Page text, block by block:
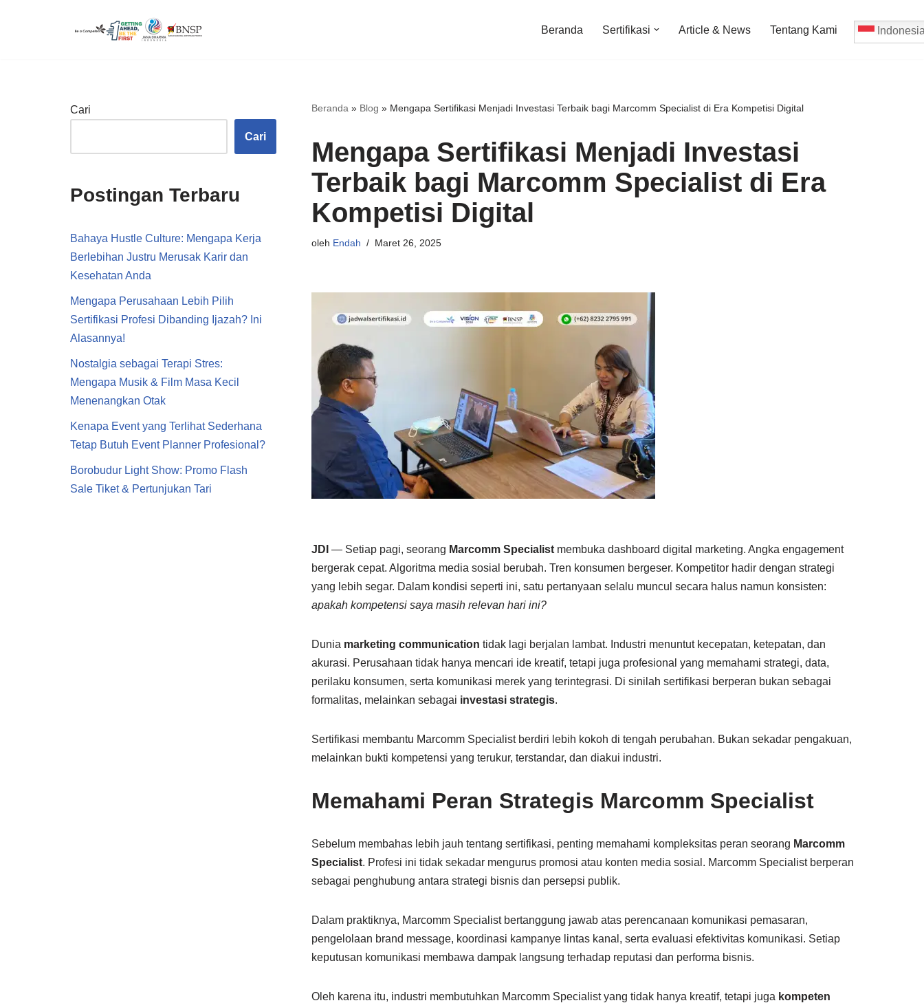
Beranda Sertifikasi Article & News Tentang Kami
Cari
Cari
Postingan Terbaru
Bahaya Hustle Culture: Mengapa Kerja
Berlebihan Justru Merusak Karir dan
Kesehatan Anda
Mengapa Perusahaan Lebih Pilih
Sertifikasi Profesi Dibanding Ijazah? Ini
Alasannya!
Nostalgia sebagai Terapi Stres:
Mengapa Musik & Film Masa Kecil
Menenangkan Otak
Kenapa Event yang Terlihat Sederhana
Tetap Butuh Event Planner Profesional?
Borobudur Light Show: Promo Flash
Sale Tiket & Pertunjukan Tari
Beranda » Blog » Mengapa Sertifikasi Menjadi Investasi Terbaik bagi Marcomm Specialist di Era Kompetisi Digital
Mengapa Sertifikasi Menjadi Investasi
Terbaik bagi Marcomm Specialist di Era
Kompetisi Digital
oleh Endah Maret 26, 2025
JDI — Setiap pagi, seorang Marcomm Specialist membuka dashboard digital marketing. Angka engagement
bergerak cepat. Algoritma media sosial berubah. Tren konsumen bergeser. Kompetitor hadir dengan strategi
yang lebih segar. Dalam kondisi seperti ini, satu pertanyaan selalu muncul secara halus namun konsisten:
apakah kompetensi saya masih relevan hari ini?
Dunia marketing communication tidak lagi berjalan lambat. Industri menuntut kecepatan, ketepatan, dan
akurasi. Perusahaan tidak hanya mencari ide kreatif, tetapi juga profesional yang memahami strategi, data,
perilaku konsumen, serta komunikasi merek yang terintegrasi. Di sinilah sertifikasi berperan bukan sebagai
formalitas, melainkan sebagai investasi strategis.
Sertifikasi membantu Marcomm Specialist berdiri lebih kokoh di tengah perubahan. Bukan sekadar pengakuan,
melainkan bukti kompetensi yang terukur, terstandar, dan diakui industri.
Memahami Peran Strategis Marcomm Specialist
Sebelum membahas lebih jauh tentang sertifikasi, penting memahami kompleksitas peran seorang Marcomm
Specialist. Profesi ini tidak sekadar mengurus promosi atau konten media sosial. Marcomm Specialist berperan
sebagai penghubung antara strategi bisnis dan persepsi publik.
Dalam praktiknya, Marcomm Specialist bertanggung jawab atas perencanaan komunikasi pemasaran,
pengelolaan brand message, koordinasi kampanye lintas kanal, serta evaluasi efektivitas komunikasi. Setiap
keputusan komunikasi membawa dampak langsung terhadap reputasi dan performa bisnis.
Oleh karena itu, industri membutuhkan Marcomm Specialist yang tidak hanya kreatif, tetapi juga kompeten